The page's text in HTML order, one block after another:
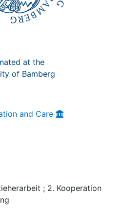
at the
of Bamberg
and Care
; 2. Kooperation